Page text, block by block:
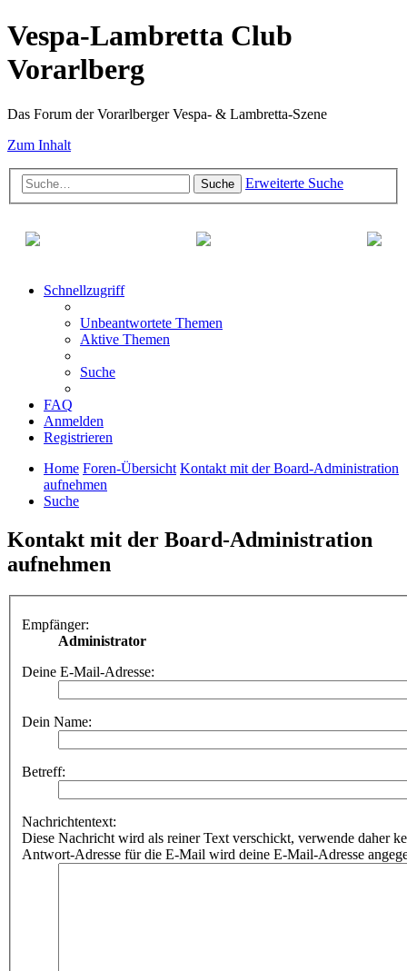
Vespa-Lambretta Club
Vorarlberg
Das Forum der Vorarlberger Vespa- & Lambretta-Szene
Zum Inhalt
Suche Erweiterte Suche
Schnellzugriff
Unbeantwortete Themen
Aktive Themen
Suche
FAQ
Anmelden
Registrieren
Home Foren-Übersicht Kontakt mit der Board-Administration
aufnehmen
Suche
Kontakt mit der Board-Administration
aufnehmen
Empfänger:
Administrator
Deine E-Mail-Adresse:
Dein Name:
Betreff:
Nachrichtentext:
Diese Nachricht wird als reiner Text verschickt, verwende daher
Antwort-Adresse für die E-Mail wird deine E-Mail-Adresse